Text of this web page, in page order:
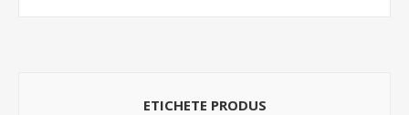
ETICHETE PRODUS